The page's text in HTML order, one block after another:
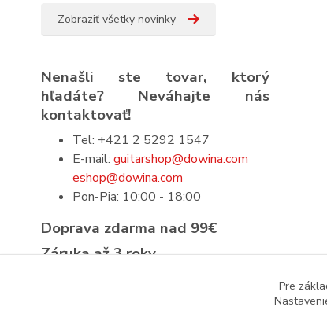
Zobraziť všetky novinky
Nenašli ste tovar, ktorý
hľadáte? Neváhajte nás
kontaktovať!
Tel: +421 2 5292 1547
E-mail: guitarshop@dowina.com
eshop@dowina.com
Pon-Pia: 10:00 - 18:00
Doprava zdarma nad 99€
Záruka až 3 roky
Pre